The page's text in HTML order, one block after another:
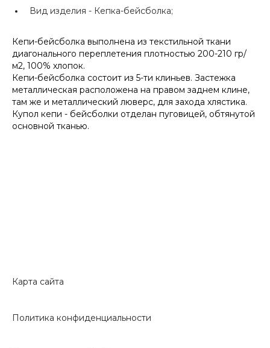
Вид изделия - Кепка-бейсболка;
Кепи-бейсболка выполнена из текстильной ткани
диагонального переплетения плотностью 200-210 гр/
м2, 100% хлопок.
Кепи-бейсболка состоит из 5-ти клиньев. Застежка
металлическая расположена на правом заднем клине,
там же и металлический люверс, для захода хлястика.
Купол кепи - бейсболки отделан пуговицей, обтянутой
основной тканью.
Карта сайта
Политика конфиденциальности